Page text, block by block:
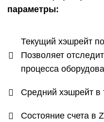
параметры:
Текущий хэшрейт
Позволяет
процесса
Средний хэшрейт в
Состояние счета в